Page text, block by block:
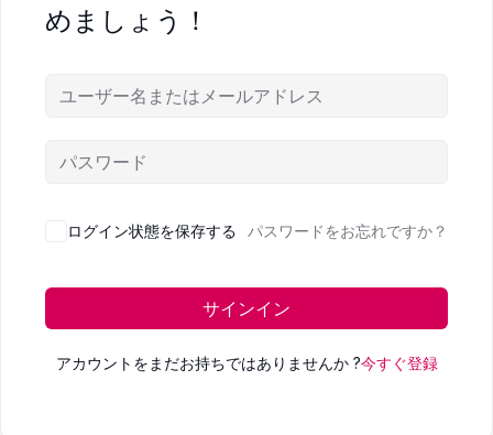
めましょう！
ログイン状態を保存する パスワードをお忘れですか？
サインイン
アカウントをまだお持ちではありませんか ?今すぐ登録